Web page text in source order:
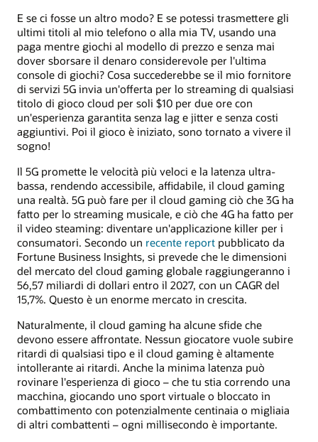
E se ci fosse un altro modo? E se potessi trasmettere gli
ultimi titoli al mio telefono o alla mia TV, usando una
paga mentre giochi al modello di prezzo e senza mai
dover sborsare il denaro considerevole per l'ultima
console di giochi? Cosa succederebbe se il mio fornitore
di servizi 5G invia un'offerta per lo streaming di qualsiasi
titolo di gioco cloud per soli $10 per due ore con
un'esperienza garantita senza lag e jitter e senza costi
aggiuntivi. Poi il gioco è iniziato, sono tornato a vivere il
sogno!
Il 5G promette le velocità più veloci e la latenza ultra-
bassa, rendendo accessibile, affidabile, il cloud gaming
una realtà. 5G può fare per il cloud gaming ciò che 3G ha
fatto per lo streaming musicale, e ciò che 4G ha fatto per
il video steaming: diventare un'applicazione killer per i
consumatori. Secondo un recente report pubblicato da
Fortune Business Insights, si prevede che le dimensioni
del mercato del cloud gaming globale raggiungeranno i
56,57 miliardi di dollari entro il 2027, con un CAGR del
15,7%. Questo è un enorme mercato in crescita.
Naturalmente, il cloud gaming ha alcune sfide che
devono essere affrontate. Nessun giocatore vuole subire
ritardi di qualsiasi tipo e il cloud gaming è altamente
intollerante ai ritardi. Anche la minima latenza può
rovinare l'esperienza di gioco – che tu stia correndo una
macchina, giocando uno sport virtuale o bloccato in
combattimento con potenzialmente centinaia o migliaia
di altri combattenti – ogni millisecondo è importante.